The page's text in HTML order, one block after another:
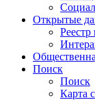
Открытые
Поиск
Поиск
Карта